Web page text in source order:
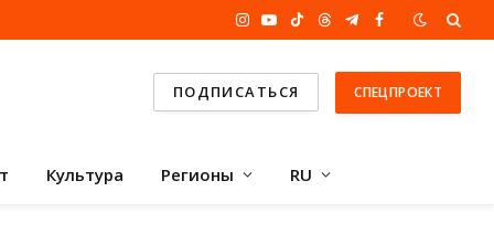
Instagram
YouTube
TikTokThreadsTelegram
Facebook
ПОДПИСАТЬСЯ СПЕЦПРОЕКТ
Культура Регионы RU